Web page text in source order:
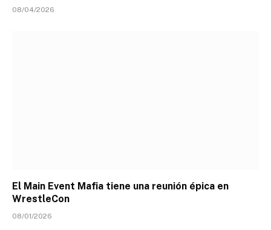
08/04/2026
El Main Event Mafia tiene una reunión épica en
WrestleCon
08/01/2026